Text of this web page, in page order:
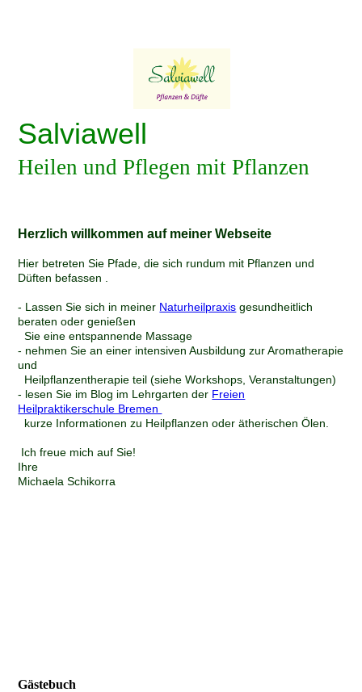
Salviawell
Heilen und Pflegen mit Pflanzen
Herzlich willkommen auf meiner Webseite
Hier betreten Sie Pfade, die sich rundum mit Pflanzen und
Düften befassen .
- Lassen Sie sich in meiner Naturheilpraxis gesundheitlich
beraten oder genießen
Sie eine entspannende Massage
- nehmen Sie an einer intensiven Ausbildung zur Aromatherapie
und
Heilpflanzentherapie teil (siehe Workshops, Veranstaltungen)
- lesen Sie im Blog im Lehrgarten der Freien
Heilpraktikerschule Bremen
kurze Informationen zu Heilpflanzen oder ätherischen Ölen.
Ich freue mich auf Sie!
Ihre
Michaela Schikorra
Gästebuch